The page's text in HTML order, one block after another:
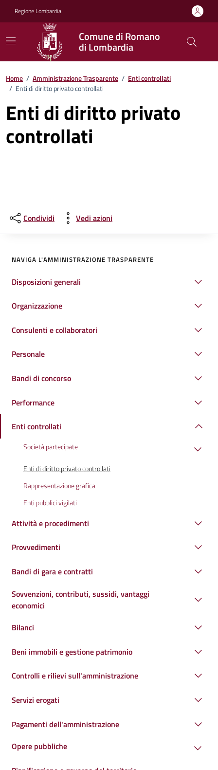
Regione Lombardia
Comune di Romano
di Lombardia
Home / Amministrazione Trasparente / Enti controllati
/ Enti di diritto privato controllati
Enti di diritto privato
controllati
Condividi Vedi azioni
NAVIGA L'AMMINISTRAZIONE TRASPARENTE
Disposizioni generali
Organizzazione
Consulenti e collaboratori
Personale
Bandi di concorso
Performance
Enti controllati
Società partecipate
Enti di diritto privato controllati
Rappresentazione grafica
Enti pubblici vigilati
Attività e procedimenti
Provvedimenti
Bandi di gara e contratti
Sovvenzioni, contributi, sussidi, vantaggi
economici
Bilanci
Beni immobili e gestione patrimonio
Controlli e rilievi sull'amministrazione
Servizi erogati
Pagamenti dell'amministrazione
Opere pubbliche